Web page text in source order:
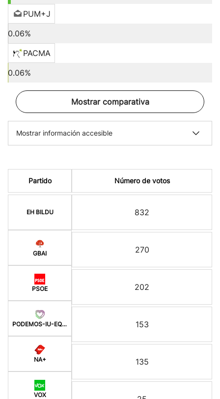
PUM+J
0.06%
PACMA
0.06%
Mostrar comparativa
Mostrar información accesible
Partido
EH BILDU
GBAI
PSOE
PODEMOS-IU-EQUO-BATZ
NA+
VOX
Número de votos
832
270
202
153
135